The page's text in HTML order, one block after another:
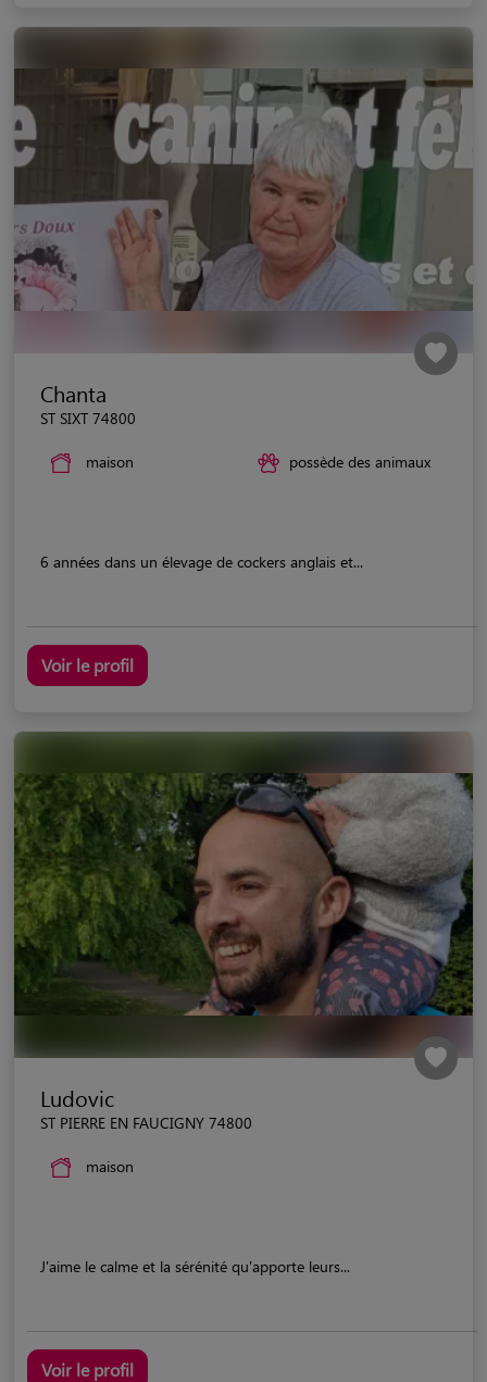
Chanta
ST SIXT 74800
maison possède des animaux
6 années dans un élevage de cockers anglais et...
Voir le profil
Ludovic
ST PIERRE EN FAUCIGNY 74800
maison
J'aime le calme et la sérénité qu'apporte leurs...
Voir le profil